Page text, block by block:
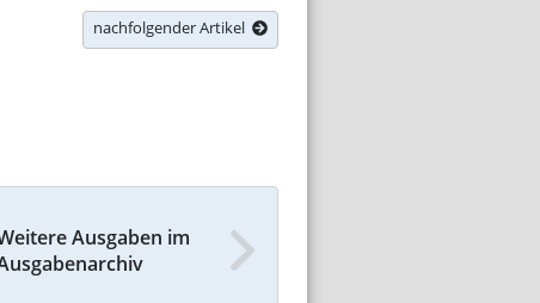
nachfolgender Artikel
Ausgaben im